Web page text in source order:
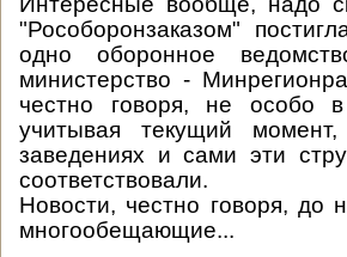
"Рособоронзаказом"
одно оборонное
министерство -
честно говоря, не особо
учитывая текущий
заведениях и сами эти
соответствовали.
Новости, честно говоря, до
многообещающие...